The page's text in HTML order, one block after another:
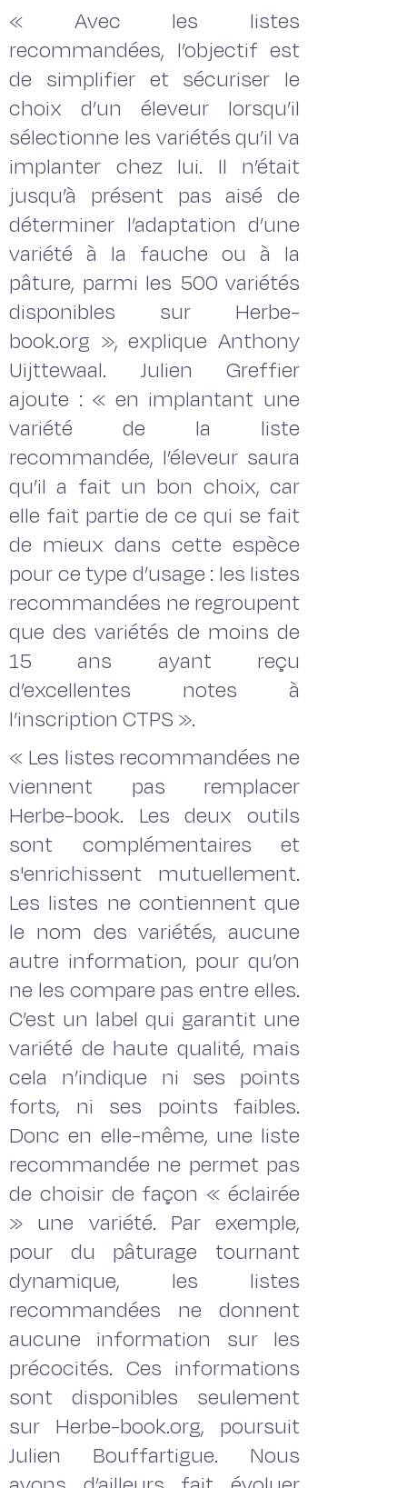
« Avec les listes
recommandées, l’objectif est
de simplifier et sécuriser le
choix d’un éleveur lorsqu’il
sélectionne les variétés qu’il va
implanter chez lui. Il n’était
jusqu’à présent pas aisé de
déterminer l’adaptation d’une
variété à la fauche ou à la
pâture, parmi les 500 variétés
disponibles sur Herbe-
book.org », explique Anthony
Uijttewaal. Julien Greffier
ajoute : « en implantant une
variété de la liste
recommandée, l’éleveur saura
qu’il a fait un bon choix, car
elle fait partie de ce qui se fait
de mieux dans cette espèce
pour ce type d’usage : les listes
recommandées ne regroupent
que des variétés de moins de
15 ans ayant reçu
d’excellentes notes à
l’inscription CTPS ».
« Les listes recommandées ne
viennent pas remplacer
Herbe-book. Les deux outils
sont complémentaires et
s'enrichissent mutuellement.
Les listes ne contiennent que
le nom des variétés, aucune
autre information, pour qu’on
ne les compare pas entre elles.
C’est un label qui garantit une
variété de haute qualité, mais
cela n’indique ni ses points
forts, ni ses points faibles.
Donc en elle-même, une liste
recommandée ne permet pas
de choisir de façon « éclairée
» une variété. Par exemple,
pour du pâturage tournant
dynamique, les listes
recommandées ne donnent
aucune information sur les
précocités. Ces informations
sont disponibles seulement
sur Herbe-book.org, poursuit
Julien Bouffartigue. Nous